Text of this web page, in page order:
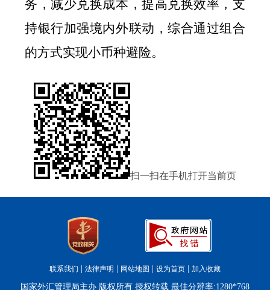
务，减少兑换成本，提高兑换效率，支
持银行加强境内外联动，综合通过组合
的方式实现小币种避险。
扫一扫在手机打开当前页
联系我们 法律声明 网站地图 设为首页 加入收藏
国家外汇管理局主办 版权所有 授权转载 最佳分辨率:1280*768